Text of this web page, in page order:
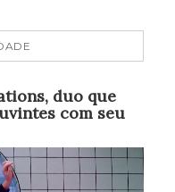
duo que
com seu